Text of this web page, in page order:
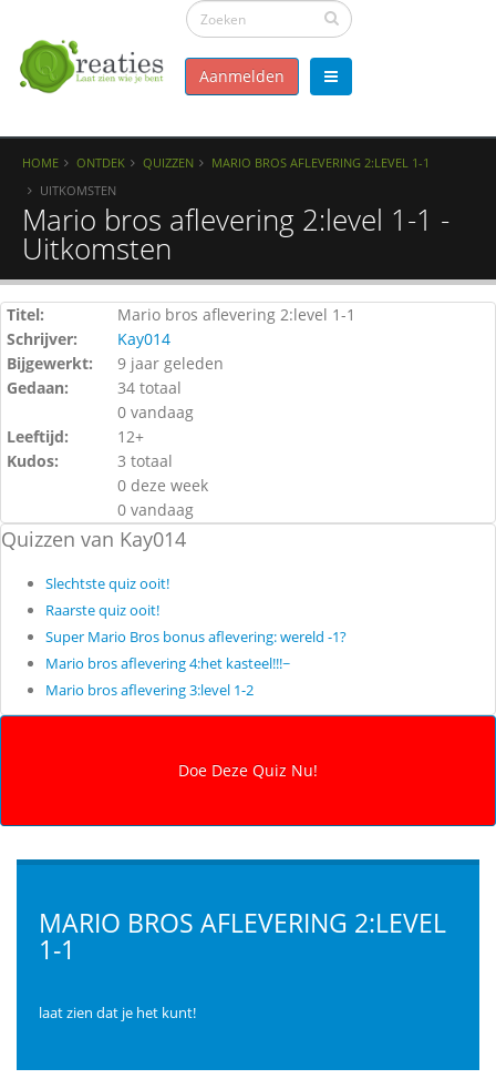
Aanmelden
HOME ONTDEK QUIZZEN
MARIO BROS AFLEVERING 2:LEVEL 1-1
UITKOMSTEN
Mario bros aflevering 2:level 1-1 -
Uitkomsten
Titel:
Mario bros aflevering 2:level 1-1
Schrijver:
Kay014
Bijgewerkt:
9 jaar geleden
Gedaan:
34 totaal
0 vandaag
Leeftijd:
12+
Kudos:
3 totaal
0 deze week
0 vandaag
Quizzen van Kay014
Slechtste quiz ooit!
Raarste quiz ooit!
Super Mario Bros bonus aflevering: wereld -1?
Mario bros aflevering 4:het kasteel!!!~
Mario bros aflevering 3:level 1-2
MARIO BROS AFLEVERING 2:LEVEL
1-1
laat zien dat je het kunt!